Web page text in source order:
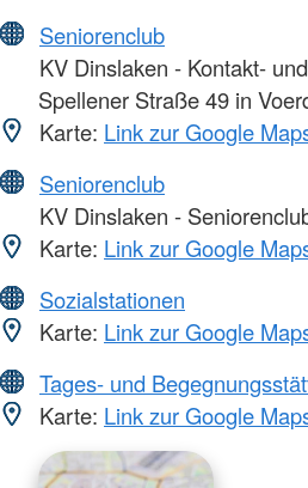
Seniorenclub
KV Dinslaken - Kontakt-
Spellener Straße 49 in
Karte: Link zur Google
Seniorenclub
KV Dinslaken -
Karte: Link zur Google
Sozialstationen
Karte: Link zur Google
Tages- und
Karte: Link zur Google